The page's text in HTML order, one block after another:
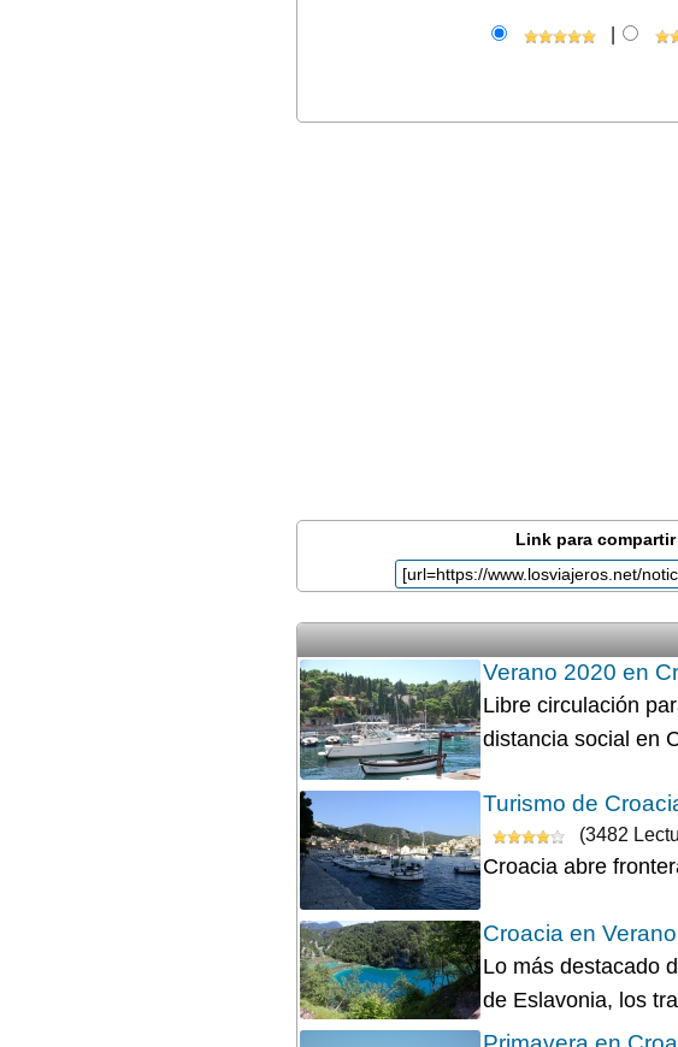
Link para
Verano 2020 en
Libre circulación
distancia social en
Turismo de
(3482
Croacia abre
Croacia en Verano
Lo más destacado
de Eslavonia, los